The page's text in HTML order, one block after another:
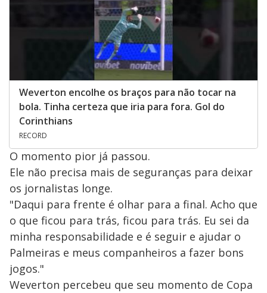
Weverton encolhe os braços para não tocar na
bola. Tinha certeza que iria para fora. Gol do
Corinthians
RECORD
O momento pior já passou.
Ele não precisa mais de seguranças para deixar
os jornalistas longe.
"Daqui para frente é olhar para a final. Acho que
o que ficou para trás, ficou para trás. Eu sei da
minha responsabilidade e é seguir e ajudar o
Palmeiras e meus companheiros a fazer bons
jogos."
Weverton percebeu que seu momento de Copa